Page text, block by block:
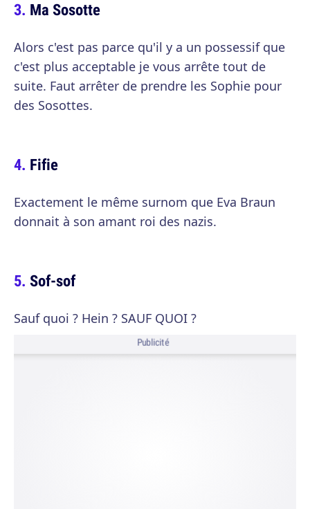
Ma Sosotte
Alors c'est pas parce qu'il y a un possessif que
c'est plus acceptable je vous arrête tout de
suite. Faut arrêter de prendre les Sophie pour
des Sosottes.
Fifie
Exactement le même surnom que Eva Braun
donnait à son amant roi des nazis.
Sof-sof
Sauf quoi ? Hein ? SAUF QUOI ?
Publicité